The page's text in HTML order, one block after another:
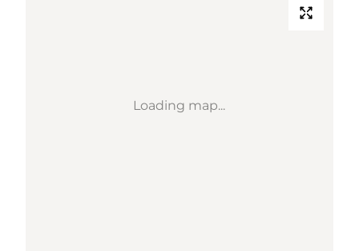
Loading map...